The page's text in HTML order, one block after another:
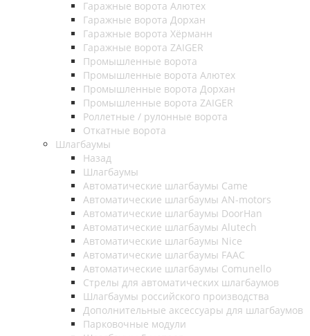
Гаражные ворота Алютех
Гаражные ворота Дорхан
Гаражные ворота Хёрманн
Гаражные ворота ZAIGER
Промышленные ворота
Промышленные ворота Алютех
Промышленные ворота Дорхан
Промышленные ворота ZAIGER
Роллетные / рулонные ворота
Откатные ворота
Шлагбаумы
Назад
Шлагбаумы
Автоматические шлагбаумы Came
Автоматические шлагбаумы AN-motors
Автоматические шлагбаумы DoorHan
Автоматические шлагбаумы Alutech
Автоматические шлагбаумы Nice
Автоматические шлагбаумы FAAC
Автоматические шлагбаумы Comunello
Стрелы для автоматических шлагбаумов
Шлагбаумы российского производства
Дополнительные аксессуары для шлагбаумов
Парковочные модули